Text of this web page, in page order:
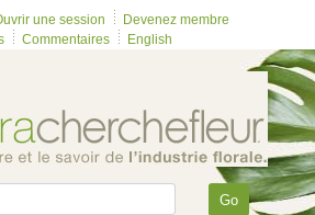
une session
Devenez membre
Commentaires English
Go